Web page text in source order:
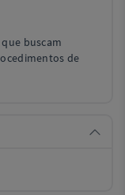
buscam
de